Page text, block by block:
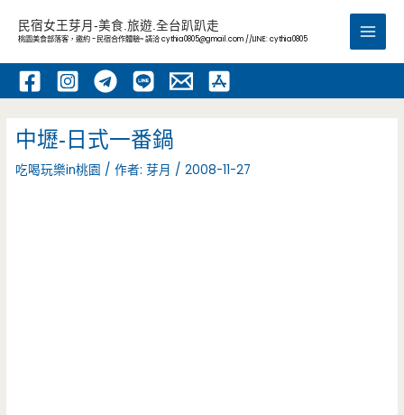
內
民宿女王芽月-美食.旅遊.全台趴趴走
桃園美食部落客，邀約 -民宿合作體驗~ 請洽cythia0805@gmail.com //LINE: cythia0805
Main
中壢-日式一番鍋
吃喝玩樂in桃園 / 作者:芽月 /2008-11-27